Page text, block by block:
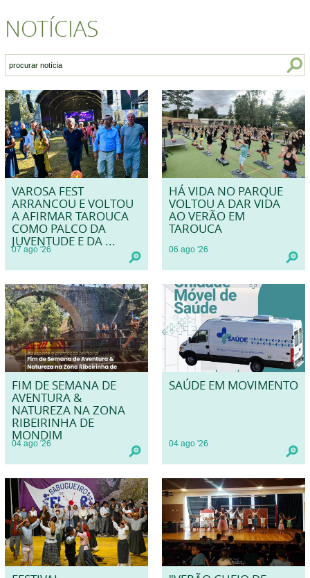
NOTÍCIAS
VAROSA FEST
ARRANCOU E VOLTOU
A AFIRMAR TAROUCA
COMO PALCO DA
JUVENTUDE E DA ...
07 ago '26
HÁ VIDA NO PARQUE
VOLTOU A DAR VIDA
AO VERÃO EM
TAROUCA
06 ago '26
FIM DE SEMANA DE
AVENTURA &
NATUREZA NA ZONA
RIBEIRINHA DE
MONDIM
04 ago '26
SAÚDE EM MOVIMENTO
04 ago '26